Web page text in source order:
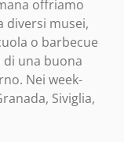
offriamo
diversi musei,
o barbecue
di una buona
Nei week-
Siviglia,